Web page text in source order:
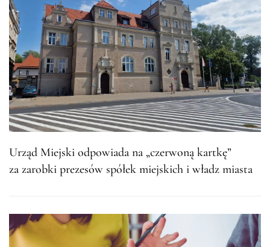
Urząd Miejski odpowiada na „czerwoną kartkę”
za zarobki prezesów spółek miejskich i władz miasta